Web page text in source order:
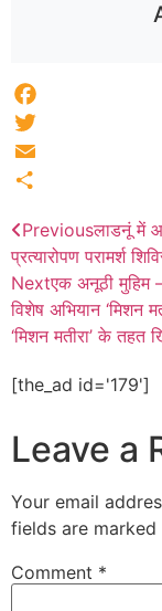
Facebook
Twitter
Email
Previousलाडनूं में
प्रत्यारोपण परामर्श
Nextएक अनूठी मुहिम
विशेष अभियान ‘मिशन
‘मिशन मतीरा’ के तहत
[the_ad id='179']
Leave a
Your email
fields are marked
Comment *